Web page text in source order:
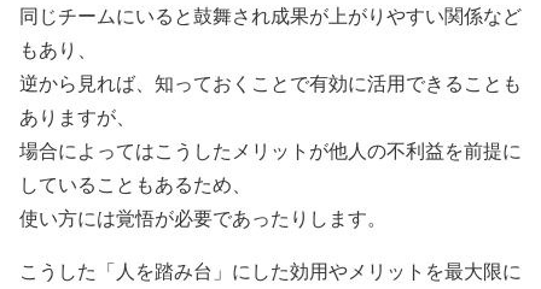
同じチームにいると鼓舞され成果が上がりやすい関係など
もあり、
逆から見れば、知っておくことで有効に活用できることも
ありますが、
場合によってはこうしたメリットが他人の不利益を前提に
していることもあるため、
使い方には覚悟が必要であったりします。
こうした「人を踏み台」にした効用やメリットを最大限に